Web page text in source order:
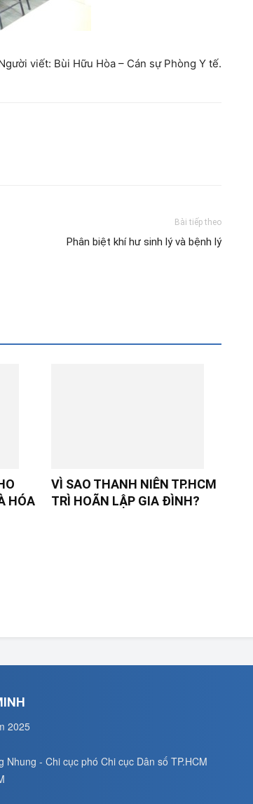
viết: Bùi Hữu Hòa – Cán sự Phòng Y tế.
Bài tiếp theo
Phân biệt khí hư sinh lý và bệnh lý
HÓA
VÌ SAO THANH NIÊN TP.HCM
TRÌ HOÃN LẬP GIA ĐÌNH?
2025
- Chi cục phó Chi cục Dân số TP.HCM